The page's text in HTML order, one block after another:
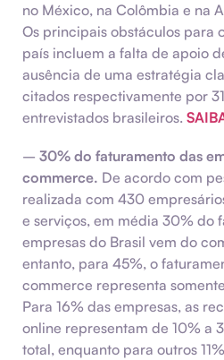
no México, na Colômbia e na
Os principais obstáculos para
país incluem a falta de apoio
ausência de uma estratégia
citados respectivamente por
entrevistados brasileiros.
– 30% do faturamento das
commerce. De acordo com
realizada com 430
e serviços, em média 30% do
empresas do Brasil vem do
entanto, para 45%, o
commerce representa
Para 16% das empresas, as
online representam de 10% a
total, enquanto para outros